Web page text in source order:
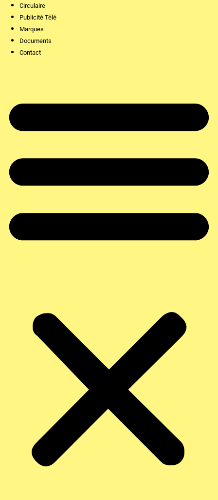
Circulaire
Publicité Télé
Marques
Documents
Contact